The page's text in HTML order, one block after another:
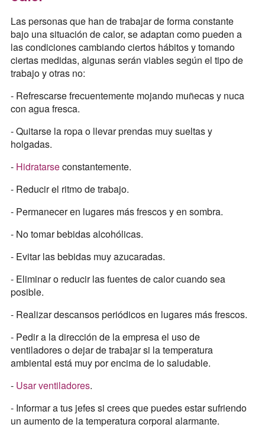
Las personas que han de trabajar de forma constante
bajo una situación de calor, se adaptan como pueden a
las condiciones cambiando ciertos hábitos y tomando
ciertas medidas, algunas serán viables según el tipo de
trabajo y otras no:
- Refrescarse frecuentemente mojando muñecas y nuca
con agua fresca.
- Quitarse la ropa o llevar prendas muy sueltas y
holgadas.
- Hidratarseconstantemente.
- Reducir el ritmo de trabajo.
- Permanecer en lugares más frescos y en sombra.
- No tomar bebidas alcohólicas.
- Evitar las bebidas muy azucaradas.
- Eliminar o reducir las fuentes de calor cuando sea
posible.
- Realizar descansos periódicos en lugares más frescos.
- Pedir a la dirección de la empresa el uso de
ventiladores o dejar de trabajar si la temperatura
ambiental está muy por encima de lo saludable.
- Usar ventiladores.
- Informar a tus jefes si crees que puedes estar sufriendo
un aumento de la temperatura corporal alarmante.